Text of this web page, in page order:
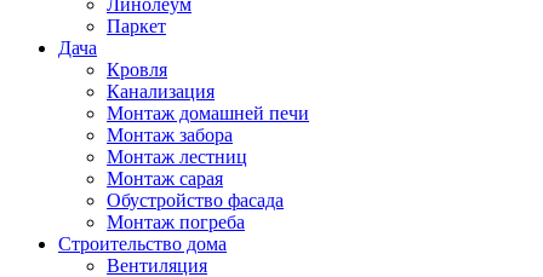
Линолеум
Паркет
Дача
Кровля
Канализация
Монтаж домашней печи
Монтаж забора
Монтаж лестниц
Монтаж сарая
Обустройство фасада
Монтаж погреба
Строительство дома
Вентиляция